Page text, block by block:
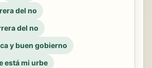
del no
del no
y buen gobierno
está mi urbe